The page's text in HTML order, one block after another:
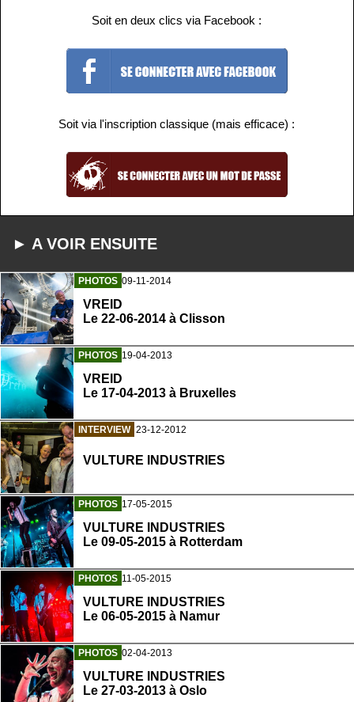
Soit en deux clics via Facebook :
Soit via l'inscription classique (mais efficace) :
► A VOIR ENSUITE
PHOTOS 09-11-2014
VREID
Le 22-06-2014 à Clisson
PHOTOS 19-04-2013
VREID
Le 17-04-2013 à Bruxelles
INTERVIEW 23-12-2012
VULTURE INDUSTRIES
PHOTOS 17-05-2015
VULTURE INDUSTRIES
Le 09-05-2015 à Rotterdam
PHOTOS 11-05-2015
VULTURE INDUSTRIES
Le 06-05-2015 à Namur
PHOTOS 02-04-2013
VULTURE INDUSTRIES
Le 27-03-2013 à Oslo